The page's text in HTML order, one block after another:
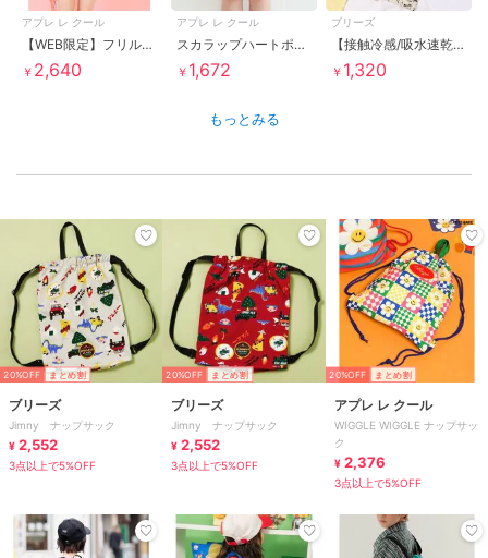
アプレ レ クール
【WEB限定】フリルペプラムセパレート水着 UVカット
￥ 2,640
アプレ レ クール
スカラップハートポケットきゅんパンツ ショート丈
￥ 1,672
ブリーズ
【接触冷感/吸水速乾】ワンマイル半袖パジャマ ＿
￥ 1,320
もっとみる
20%OFF まとめ割
ブリーズ
Jimny ナップサック
¥ 2,552
3点以上で5%OFF
20%OFF まとめ割
ブリーズ
Jimny ナップサック
¥ 2,552
3点以上で5%OFF
20%OFF まとめ割
アプレ レ クール
WIGGLE WIGGLE ナップサッ
ク
¥ 2,376
3点以上で5%OFF